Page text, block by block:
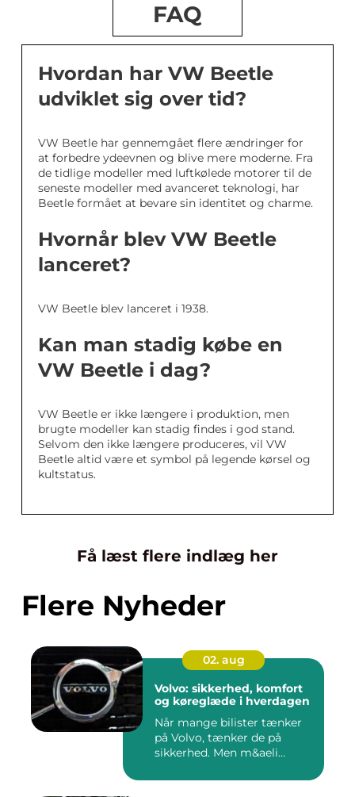
FAQ
Hvordan har VW Beetle
udviklet sig over tid?
VW Beetle har gennemgået flere ændringer for
at forbedre ydeevnen og blive mere moderne. Fra
de tidlige modeller med luftkølede motorer til de
seneste modeller med avanceret teknologi, har
Beetle formået at bevare sin identitet og charme.
Hvornår blev VW Beetle
lanceret?
VW Beetle blev lanceret i 1938.
Kan man stadig købe en
VW Beetle i dag?
VW Beetle er ikke længere i produktion, men
brugte modeller kan stadig findes i god stand.
Selvom den ikke længere produceres, vil VW
Beetle altid være et symbol på legende kørsel og
kultstatus.
Få læst flere indlæg her
Flere Nyheder
02. aug
Volvo: sikkerhed, komfort
og køreglæde i hverdagen
Når mange bilister tænker
på Volvo, tænker de på
sikkerhed. Men m&aeli...